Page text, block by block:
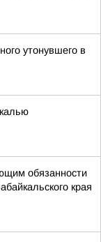
утонувшего в
обязанности
края